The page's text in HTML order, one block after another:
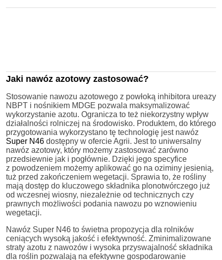
Jaki nawóz azotowy zastosować?
Stosowanie nawozu azotowego z powłoką inhibitora ureazy
NBPT i nośnikiem MDGE pozwala maksymalizować
wykorzystanie azotu. Ogranicza to też niekorzystny wpływ
działalności rolniczej na środowisko. Produktem, do którego
przygotowania wykorzystano tę technologię jest nawóz
Super N46 dostępny w ofercie Agrii. Jest to uniwersalny
nawóz azotowy, który możemy zastosować zarówno
przedsiewnie jak i pogłównie. Dzięki jego specyfice
z powodzeniem możemy aplikować go na oziminy jesienią,
tuż przed zakończeniem wegetacji. Sprawia to, że rośliny
mają dostęp do kluczowego składnika plonotwórczego już
od wczesnej wiosny, niezależnie od technicznych czy
prawnych możliwości podania nawozu po wznowieniu
wegetacji.
Nawóz Super N46 to świetna propozycja dla rolników
ceniących wysoką jakość i efektywność. Zminimalizowane
straty azotu z nawozów i wysoka przyswajalność składnika
dla roślin pozwalają na efektywne gospodarowanie